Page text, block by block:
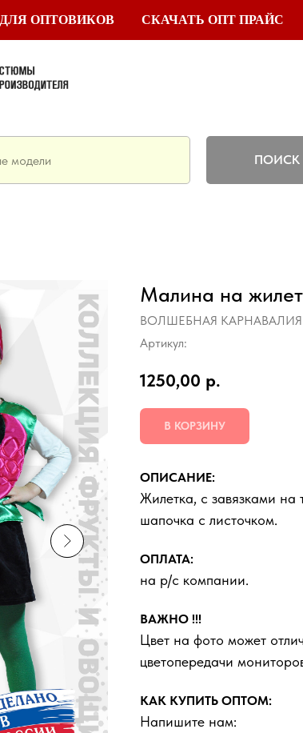
ДЛЯ ОПТОВИКОВ СКАЧАТЬ ОПТ ПРАЙС
ПОИСК
Малина на
ВОЛШЕБНАЯ КАРНАВАЛИЯ
Артикул:
1250,00 р.
В КОРЗИНУ
ОПИСАНИЕ:
Жилетка, с завязками на
шапочка с листочком.
ОПЛАТА:
на р/с компании.
ВАЖНО !!!
Цвет на фото может
цветопередачи
КАК КУПИТЬ ОПТОМ:
Напишите нам: